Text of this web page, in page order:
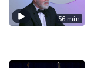
56 min